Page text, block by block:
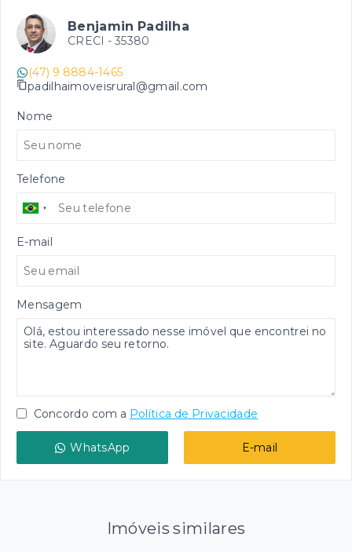
Benjamin Padilha
CRECI - 35380
(47) 9 8884-1465
padilhaimoveisrural@gmail.com
Nome
Telefone
E-mail
Mensagem
Concordo com a Política de Privacidade
WhatsApp E-mail
Imóveis similares